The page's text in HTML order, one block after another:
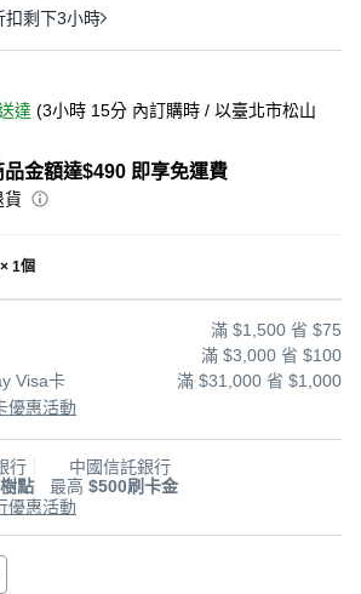
扣剩下3小時
達 (3小時 15分 內訂購時 / 以臺北市松山
金額達$490 即享免運費
貨
1個
滿 $1,500 省 $75
滿 $3,000 省 $100
Visa卡
滿 $31,000 省 $1,000
優惠活動
行
點
中國信託銀行
最高 $500刷卡金
優惠活動